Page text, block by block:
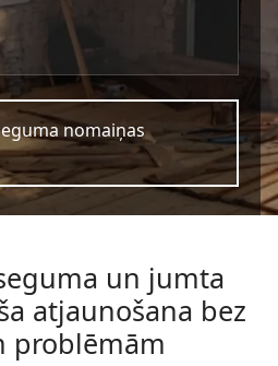
nomaiņas
un jumta
atjaunošana bez
problēmām